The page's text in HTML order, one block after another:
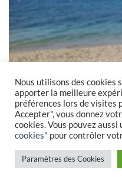
Nous utilisons des cookies
apporter la meilleure
préférences lors de visites
Accepter", vous donnez
cookies. Vous pouvez
cookies" pour contrôler
Paramètres des Cookies